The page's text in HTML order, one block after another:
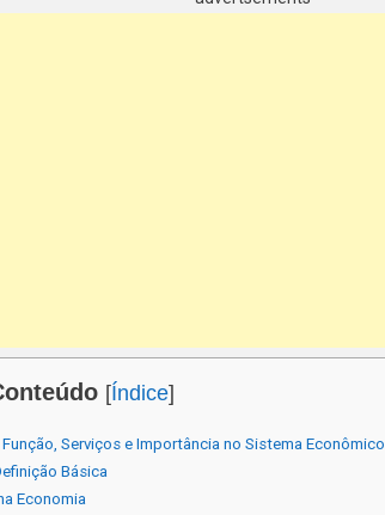
[Índice]
Função, Serviços e Importância no Sistema Econômico
Básica
Economia